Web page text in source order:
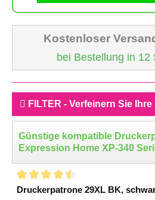
Kostenloser
bei Bestellung in 12
FILTER - Verfeinern Sie
Günstige kompatible
Expression Home XP-340
Druckerpatrone 29XL BK,